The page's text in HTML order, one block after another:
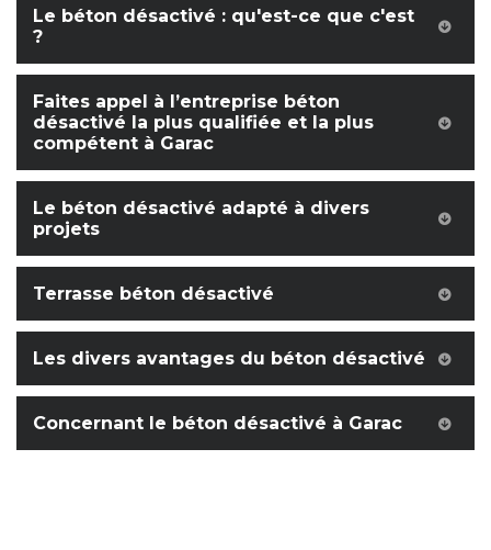
Le béton désactivé : qu'est-ce que c'est
?
Faites appel à l’entreprise béton
désactivé la plus qualifiée et la plus
compétent à Garac
Le béton désactivé adapté à divers
projets
Terrasse béton désactivé
Les divers avantages du béton désactivé
Concernant le béton désactivé à Garac